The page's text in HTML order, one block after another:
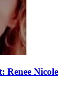
Renee Nicole